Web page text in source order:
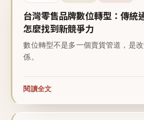
台灣零售品牌數位轉型：傳統
怎麼找到新競爭力
數位轉型不是多一個賣貨管道，是
係。
閱讀全文